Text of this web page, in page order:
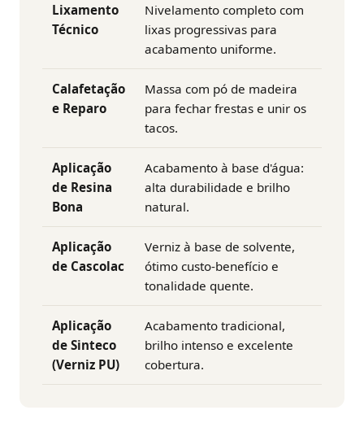
Lixamento
Técnico
Nivelamento completo com
lixas progressivas para
acabamento uniforme.
Calafetação
e Reparo
Massa com pó de madeira
para fechar frestas e unir os
tacos.
Aplicação
de Resina
Bona
Acabamento à base d'água:
alta durabilidade e brilho
natural.
Aplicação
de Cascolac
Verniz à base de solvente,
ótimo custo-benefício e
tonalidade quente.
Aplicação
de Sinteco
(Verniz PU)
Acabamento tradicional,
brilho intenso e excelente
cobertura.